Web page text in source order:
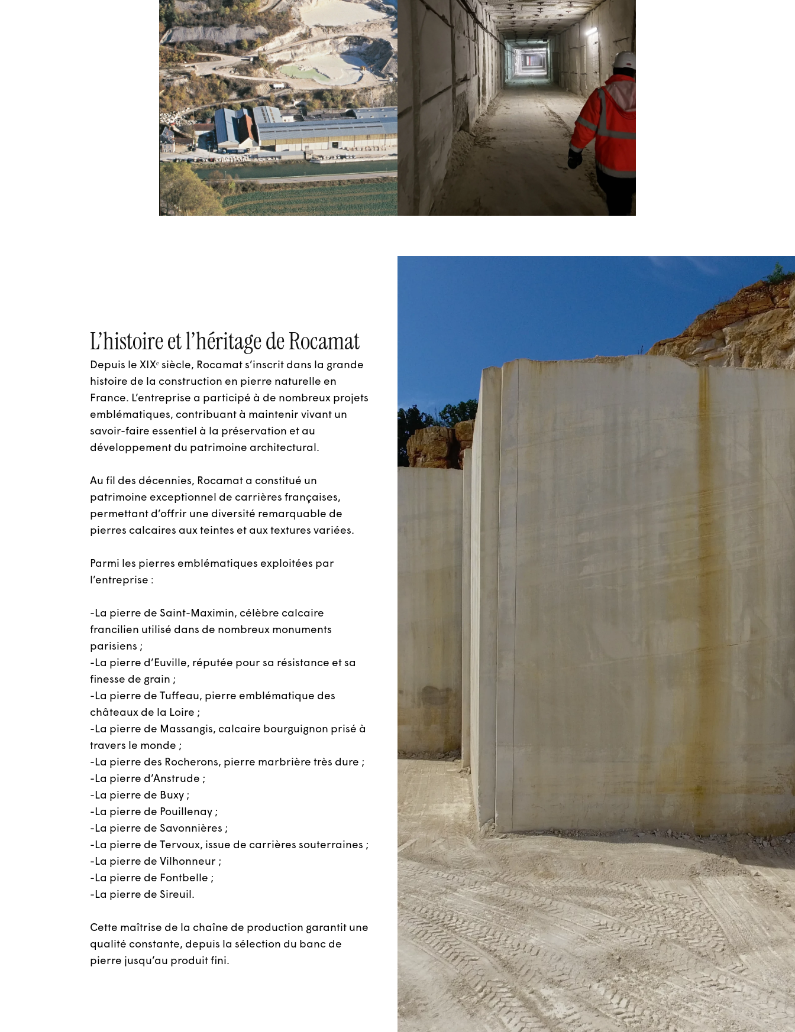
L’histoire et l’héritage de Rocamat
Depuis le XIXᵉ siècle, Rocamat s’inscrit dans la grande
histoire de la construction en pierre naturelle en
France. L’entreprise a participé à de nombreux projets
emblématiques, contribuant à maintenir vivant un
savoir-faire essentiel à la préservation et au
développement du patrimoine architectural.
Au fil des décennies, Rocamat a constitué un
patrimoine exceptionnel de carrières françaises,
permettant d’offrir une diversité remarquable de
pierres calcaires aux teintes et aux textures variées.
Parmi les pierres emblématiques exploitées par
l’entreprise :
-La pierre de Saint-Maximin, célèbre calcaire
francilien utilisé dans de nombreux monuments
parisiens ;
-La pierre d’Euville, réputée pour sa résistance et sa
finesse de grain ;
-La pierre de Tuffeau, pierre emblématique des
châteaux de la Loire ;
-La pierre de Massangis, calcaire bourguignon prisé à
travers le monde ;
-La pierre des Rocherons, pierre marbrière très dure ;
-La pierre d’Anstrude ;
-La pierre de Buxy ;
-La pierre de Pouillenay ;
-La pierre de Savonnières ;
-La pierre de Tervoux, issue de carrières souterraines ;
-La pierre de Vilhonneur ;
-La pierre de Fontbelle ;
-La pierre de Sireuil.
Cette maîtrise de la chaîne de production garantit une
qualité constante, depuis la sélection du banc de
pierre jusqu’au produit fini.